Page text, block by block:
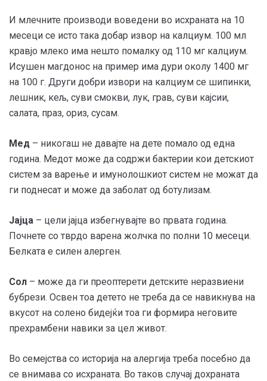
И млечните производи воведени во исхраната на 10
месеци се исто така добар извор на калциум. 100 мл
кравјо млеко има нешто помалку од 110 мг калциум.
Исушен магдонос на пример има дури околу 1400 мг
на 100 г. Други добри извори на калциум се шипинки,
лешник, кељ, суви смокви, лук, грав, суви кајсии,
салата, праз, ориз, сусам.
Мед – никогаш не давајте на дете помало од една
година. Медот може да содржи бактерии кои детскиот
систем за варење и имунолошкиот систем не можат да
ги поднесат и може да заболат од ботулизам.
Јајца – цели јајца избегнувајте во првата година.
Почнете со тврдо варена жолчка по полни 10 месеци.
Белката е силен алерген.
Сол – може да ги преоптерети детските неразвиени
бубрези. Освен тоа детето не треба да се навикнува на
вкусот на солено бидејќи тоа ги формира неговите
прехрамбени навики за цел живот.
Во семејства со историја на алергија треба посебно да
се внимава со исхраната. Во таков случај дохраната